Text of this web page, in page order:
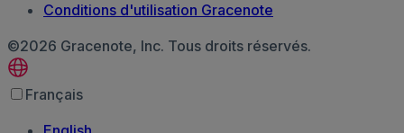
Conditions d'utilisation Gracenote
©2026 Gracenote, Inc. Tous droits réservés.
Français